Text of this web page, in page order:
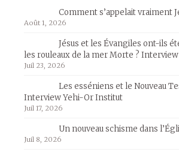
Comment s’appelait vraiment
Août 1, 2026
Jésus et les Évangiles ont-ils
les rouleaux de la mer Morte ?
Juil 23, 2026
Les esséniens et le Nouveau
Interview Yehi-Or Institut
Juil 17, 2026
Un nouveau schisme dans
Juil 8, 2026